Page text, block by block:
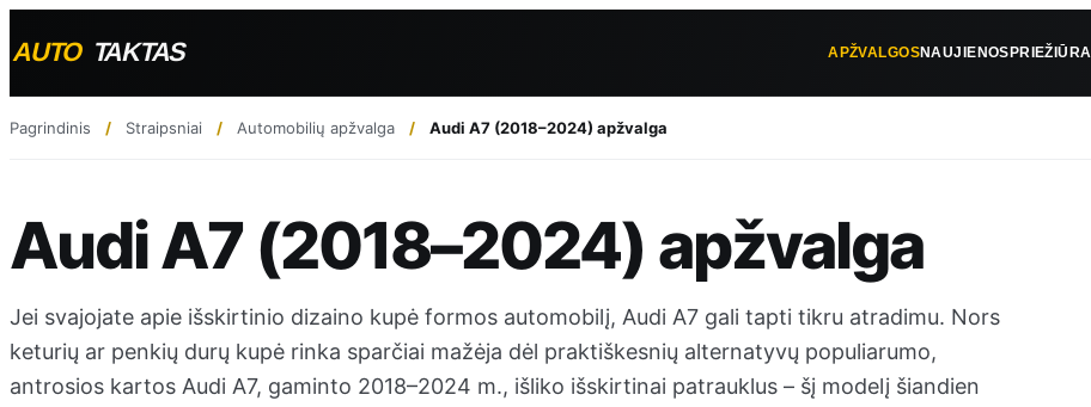
APŽVALGOSNAUJIENOSPRIEŽIŪRA
Pagrindinis Straipsniai Automobilių apžvalga Audi A7 (2018–2024) apžvalga
Audi A7 (2018–2024) apžvalga
Jei svajojate apie išskirtinio dizaino kupė formos automobilį, Audi A7 gali tapti tikru atradimu. Nors
keturių ar penkių durų kupė rinka sparčiai mažėja dėl praktiškesnių alternatyvų populiarumo,
antrosios kartos Audi A7, gaminto 2018–2024 m., išliko išskirtinai patrauklus – šį modelį šiandien